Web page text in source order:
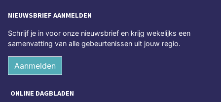
NIEUWSBRIEF AANMELDEN
Schrijf je in voor onze nieuwsbrief en krijg wekelijks een
samenvatting van alle gebeurtenissen uit jouw regio.
Aanmelden
ONLINE DAGBLADEN